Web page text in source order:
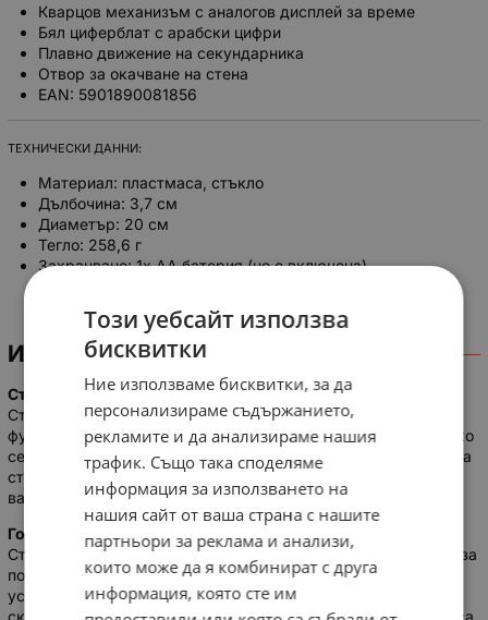
Кварцов механизъм с аналогов дисплей за време
Бял циферблат с арабски цифри
Плавно движение на секундарника
Отвор за окачване на стена
EAN: 5901890081856
ТЕХНИЧЕСКИ ДАННИ:
Материал: пластмаса, стъкло
Дълбочина: 3,7 см
Диаметър: 20 см
Тегло: 258,6 г
Захранване: 1x AA батерия (не е включена)
ИНФОРМАЦИЯ
Стенен часовник 20см Teesa
Стенен часовник Teesa с диаметър 20 см е практично и
функционално решение с универсална употреба. Така че, ако
се интересувате от стенен часовник за кухнята или детската
стая, офиса или всекидневната, TSA0038 ще отговори на
вашите очаквания.
Големи ясни числа
Стенният часовник Teesa е оборудван с аналогова система за
показване на времето. Важното е, че циферблатът на
устройството има ясни часови маркировки и точна минутна
Този уебсайт използва
бисквитки
Ние използваме бисквитки, за да
персонализираме съдържанието,
рекламите и да анализираме нашия
трафик. Също така споделяме
информация за използването на
нашия сайт от ваша страна с нашите
партньори за реклама и анализи,
които може да я комбинират с друга
информация, която сте им